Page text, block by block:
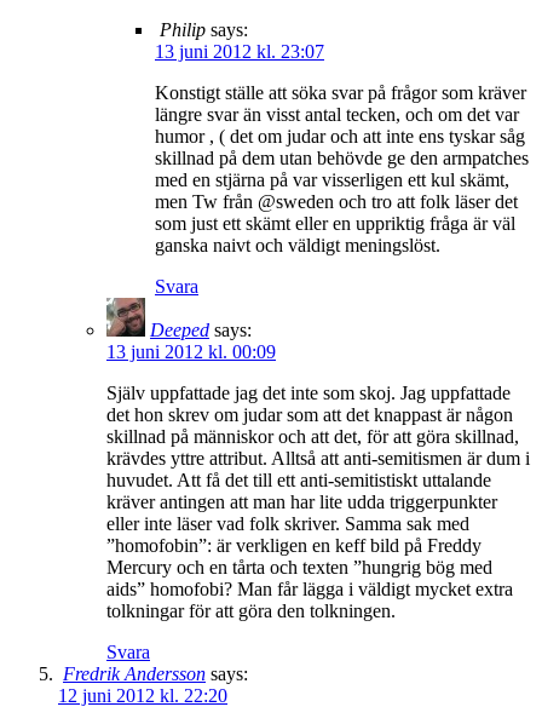
Philip says:
13 juni 2012 kl. 23:07
Konstigt ställe att söka svar på frågor som kräver
längre svar än visst antal tecken, och om det var
humor , ( det om judar och att inte ens tyskar såg
skillnad på dem utan behövde ge den armpatches
med en stjärna på var visserligen ett kul skämt,
men Tw från @sweden och tro att folk läser det
som just ett skämt eller en uppriktig fråga är väl
ganska naivt och väldigt meningslöst.
Svara
Deeped says:
13 juni 2012 kl. 00:09
Själv uppfattade jag det inte som skoj. Jag uppfattade
det hon skrev om judar som att det knappast är någon
skillnad på människor och att det, för att göra skillnad,
krävdes yttre attribut. Alltså att anti-semitismen är dum i
huvudet. Att få det till ett anti-semitistiskt uttalande
kräver antingen att man har lite udda triggerpunkter
eller inte läser vad folk skriver. Samma sak med
”homofobin”: är verkligen en keff bild på Freddy
Mercury och en tårta och texten ”hungrig bög med
aids” homofobi? Man får lägga i väldigt mycket extra
tolkningar för att göra den tolkningen.
Svara
Fredrik Andersson says:
12 juni 2012 kl. 22:20